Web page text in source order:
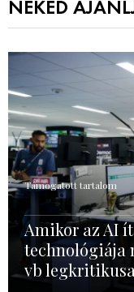
NEKED
Támogatott tartalom
Amikor az AI
technológiája
vb